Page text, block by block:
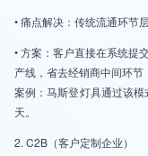
• 痛点解决：传统流通环节
• 方案：客户直接在系统提
产线，省去经销商中间环节
案例：马斯登灯具通过该
天。
2. C2B（客户定制企业）